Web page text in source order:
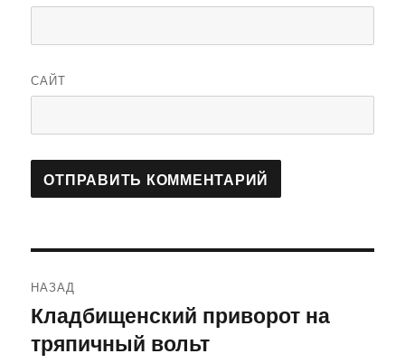
САЙТ
по
записям
НАЗАД
Предыдущая
запись:
Кладбищенский приворот на
тряпичный вольт